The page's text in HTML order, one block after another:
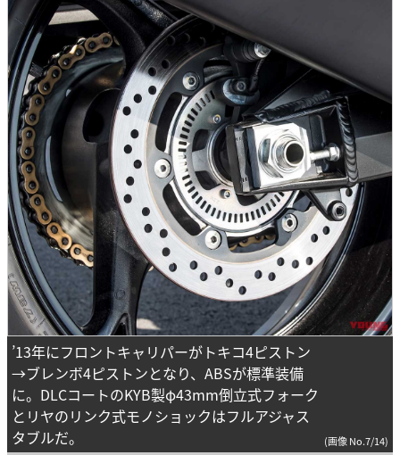
’13年にフロントキャリパーがトキコ4ピストン
→ブレンボ4ピストンとなり、ABSが標準装備
に。DLCコートのKYB製φ43mm倒立式フォーク
とリヤのリンク式モノショックはフルアジャス
タブルだ。
(画像 No.7/14)